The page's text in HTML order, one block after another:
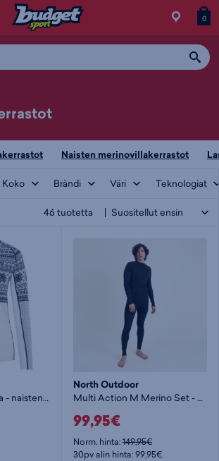
Siirry
0
Naisten merinovillakerrastot
Koko Brändi Väri Teknologiat
46 tuotetta
Vilma LS Merinovilla - naisten aluspaita
North Outdoor
Multi Action M Merino Set - miesten aluskerrasto
99,95€
Norm. hinta:149,95€
30pv alin hinta: 99,95€